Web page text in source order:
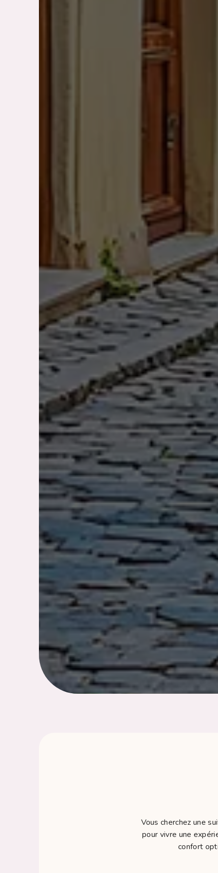
Vous cherchez une
pour vivre une
confort